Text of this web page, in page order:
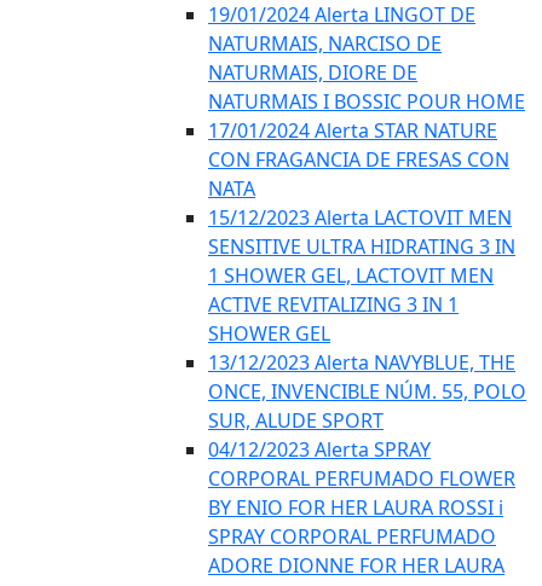
19/01/2024 Alerta LINGOT DE
NATURMAIS, NARCISO DE
NATURMAIS, DIORE DE
NATURMAIS I BOSSIC POUR HOME
17/01/2024 Alerta STAR NATURE
CON FRAGANCIA DE FRESAS CON
NATA
15/12/2023 Alerta LACTOVIT MEN
SENSITIVE ULTRA HIDRATING 3 IN
1 SHOWER GEL, LACTOVIT MEN
ACTIVE REVITALIZING 3 IN 1
SHOWER GEL
13/12/2023 Alerta NAVYBLUE, THE
ONCE, INVENCIBLE NÚM. 55, POLO
SUR, ALUDE SPORT
04/12/2023 Alerta SPRAY
CORPORAL PERFUMADO FLOWER
BY ENIO FOR HER LAURA ROSSI i
SPRAY CORPORAL PERFUMADO
ADORE DIONNE FOR HER LAURA